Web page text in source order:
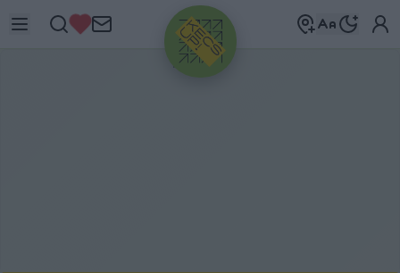
HIRDETÉS